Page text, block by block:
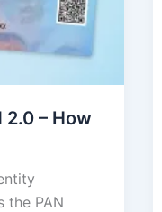
2.0 – How
the PAN